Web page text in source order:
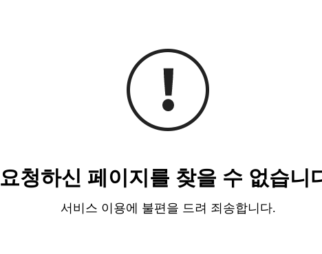
요청하신 페이지를 찾을 수 없습니
서비스 이용에 불편을 드려 죄송합니다.